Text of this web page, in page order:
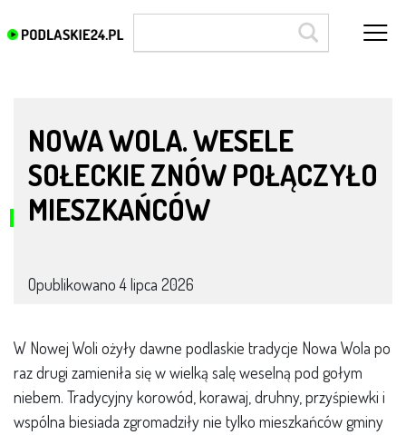
NOWA WOLA. WESELE
SOŁECKIE ZNÓW POŁĄCZYŁO
MIESZKAŃCÓW
Opublikowano 4 lipca 2026
W Nowej Woli ożyły dawne podlaskie tradycje Nowa Wola po
raz drugi zamieniła się w wielką salę weselną pod gołym
niebem. Tradycyjny korowód, korawaj, druhny, przyśpiewki i
wspólna biesiada zgromadziły nie tylko mieszkańców gminy